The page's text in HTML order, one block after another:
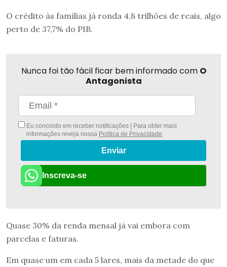
O crédito às famílias já ronda 4,8 trilhões de reais, algo
perto de 37,7% do PIB.
Nunca foi tão fácil ficar bem informado com O
Antagonista
Eu concordo em receber notificações | Para obter mais
informações reveja nossa Política de Privacidade.
Enviar
Inscreva-se
Quase 30% da renda mensal já vai embora com
parcelas e faturas.
Em quase um em cada 5 lares, mais da metade do que